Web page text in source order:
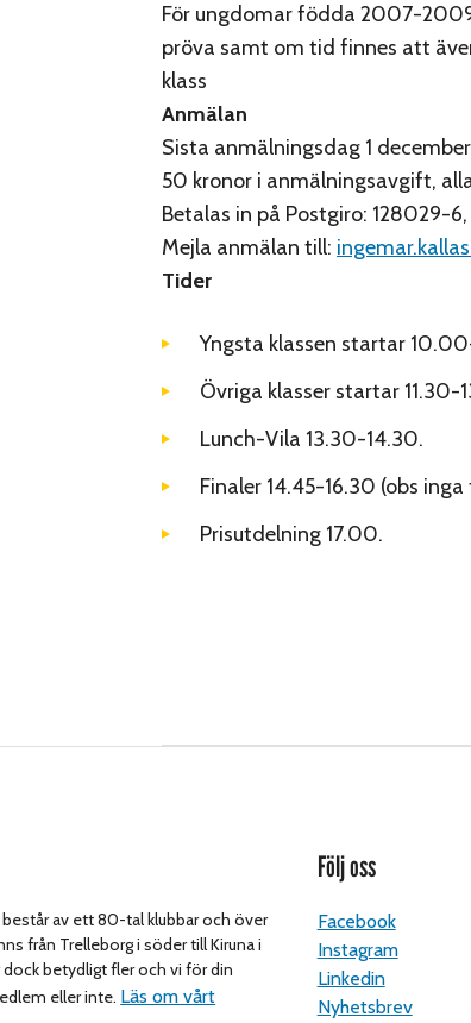
För ungdomar födda 2007-
pröva samt om tid finnes att
klass
Anmälan
Sista anmälningsdag 1 december
50 kronor i anmälningsavgift,
Betalas in på Postgiro: 128029-
Mejla anmälan till:
Tider
Yngsta klassen startar
Övriga klasser startar 11.30-
Lunch-Vila 13.30-14.30.
Finaler 14.45-16.30 (obs
Prisutdelning 17.00.
av ett 80-tal klubbar och över
från Trelleborg i söder till Kiruna i
dock betydligt fler och vi för din
eller inte. Läs om vårt
Följ oss
Facebook
Instagram
Linkedin
Nyhetsbrev